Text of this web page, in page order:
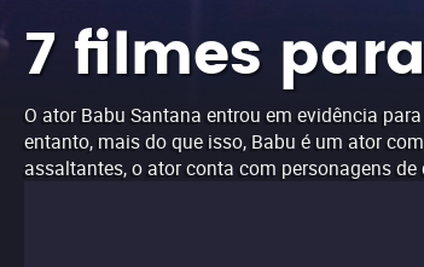
7 filmes
O ator Babu Santana entrou em evidência
entanto, mais do que isso, Babu é um ator
assaltantes, o ator conta com personagens